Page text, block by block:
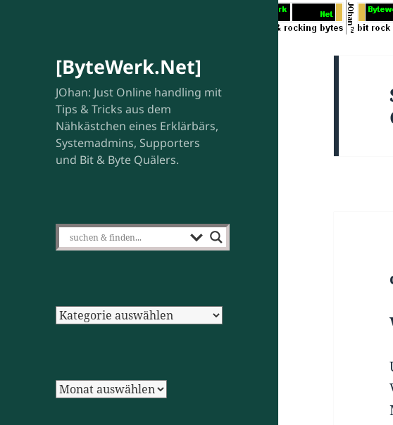
[ByteWerk.Net]
JOhan: Just Online handling mit
Tips & Tricks aus dem
Nähkästchen eines Erklärbärs,
Systemadmins, Supporters
und Bit & Byte Quälers.
Kategorien
Archiv